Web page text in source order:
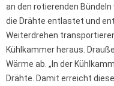
an den rotierenden
die Drähte entlastet und
Weiterdrehen
Kühlkammer heraus.
Wärme ab. „In der
Drähte. Damit erreicht